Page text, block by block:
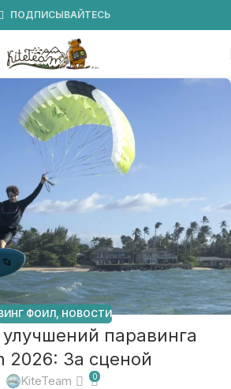
ПОДПИСЫВАЙТЕСЬ
ФОИЛ, НОВОСТИ
паравинга
2026: За сценой
KiteTeam 0